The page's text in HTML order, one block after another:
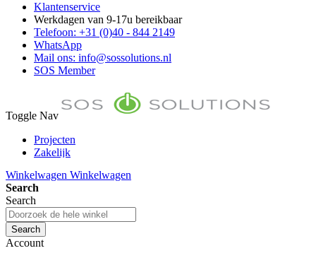
Klantenservice
Werkdagen van 9-17u bereikbaar
Telefoon: +31 (0)40 - 844 2149
WhatsApp
Mail ons: info@sossolutions.nl
SOS Member
Toggle Nav
Projecten
Zakelijk
Toon prijzen Incl. BTW
Toon prijzen Excl. BTW
Winkelwagen Winkelwagen
Search
Search
Search
Account